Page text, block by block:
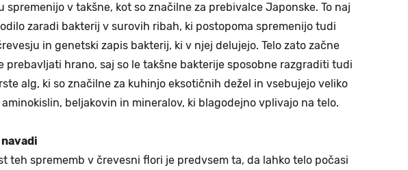
spremenijo v takšne, kot so značilne za prebivalce Japonske. To naj
zaradi bakterij v surovih ribah, ki postopoma spremenijo tudi
in genetski zapis bakterij, ki v njej delujejo. Telo zato začne
prebavljati hrano, saj so le takšne bakterije sposobne razgraditi tudi
alg, ki so značilne za kuhinjo eksotičnih dežel in vsebujejo veliko
beljakovin in mineralov, ki blagodejno vplivajo na telo.
teh sprememb v črevesni flori je predvsem ta, da lahko telo počasi